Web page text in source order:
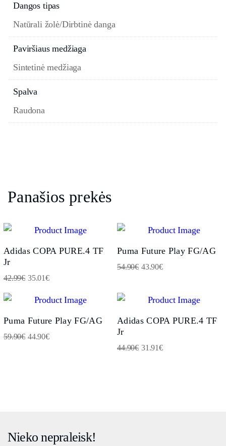
Dangos tipas
Natūrali žolė/Dirbtinė danga
Paviršiaus medžiaga
Sintetinė medžiaga
Spalva
Raudona
Panašios prekės
Adidas COPA PURE.4 TF
Jr
42.99€ 35.01€
Puma Future Play FG/AG
54.90€ 43.90€
Puma Future Play FG/AG
59.90€ 44.90€
Adidas COPA PURE.4 TF
Jr
44.90€ 31.91€
Nieko nepraleisk!